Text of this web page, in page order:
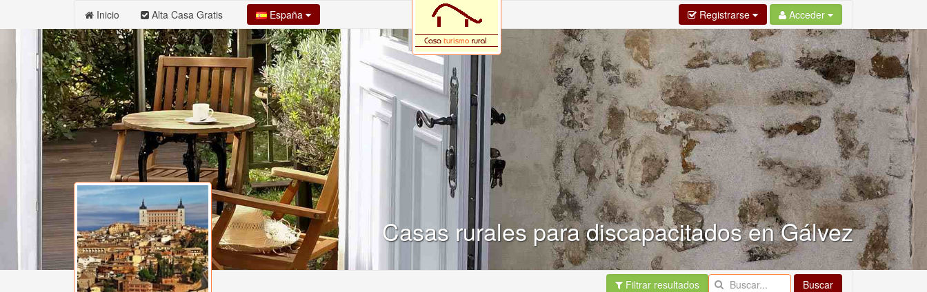
Inicio Alta Casa Gratis España Registrarse Acceder
Casas rurales para discapacitados en Gálvez
Filtrar resultados Buscar